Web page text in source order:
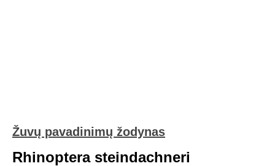
Žuvų pavadinimų žodynas
Rhinoptera steindachneri